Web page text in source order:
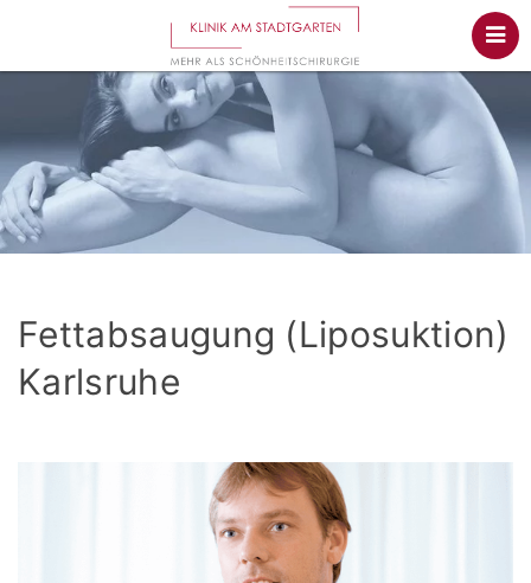
Fettabsaugung (Liposuktion)
Karlsruhe